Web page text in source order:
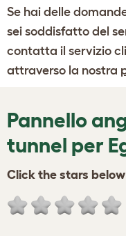
Se hai delle
sei soddisfatto del
contatta il servizio
attraverso la nostra
Pannello
tunnel per
Click the stars